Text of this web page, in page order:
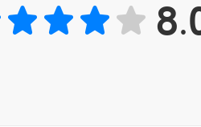
리, 「언어」, 『나는 긴장을 기르는